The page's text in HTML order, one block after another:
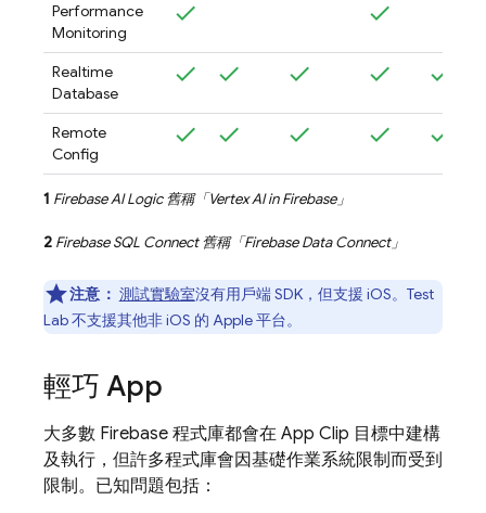
Performance
Monitoring
Realtime
Database
Remote
Config
1 Firebase AI Logic舊稱「Vertex AI in Firebase」
2 Firebase SQL Connect舊稱「Firebase Data Connect」
注意： 測試實驗室沒有用戶端 SDK，但支援 iOS。Test
Lab 不支援其他非 iOS 的 Apple 平台。
輕巧 App
大多數 Firebase 程式庫都會在 App Clip 目標中建構
及執行，但許多程式庫會因基礎作業系統限制而受到
限制。已知問題包括：